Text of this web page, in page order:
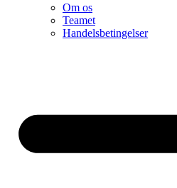
Om os
Teamet
Handelsbetingelser